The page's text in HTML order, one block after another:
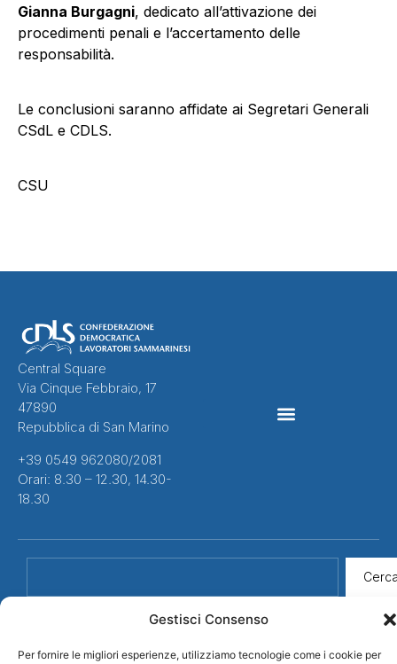
Gestisci Consenso
Per fornire le migliori esperienze, utilizziamo tecnologie come i cookie per
Gianna Burgagni, dedicato all’attivazione dei
procedimenti penali e l’accertamento delle
responsabilità.
Le conclusioni saranno affidate ai Segretari Generali
CSdL e CDLS.
CSU
Central Square
Via Cinque Febbraio, 17
47890
Repubblica di San Marino
+39 0549 962080/2081
Orari: 8.30 – 12.30, 14.30-
18.30